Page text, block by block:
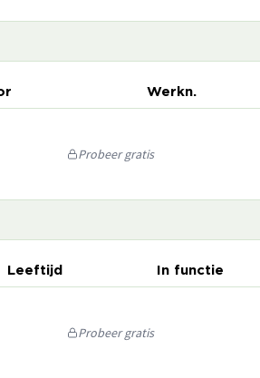
Werkn.
Probeer gratis
Leeftijd In functie
Probeer gratis